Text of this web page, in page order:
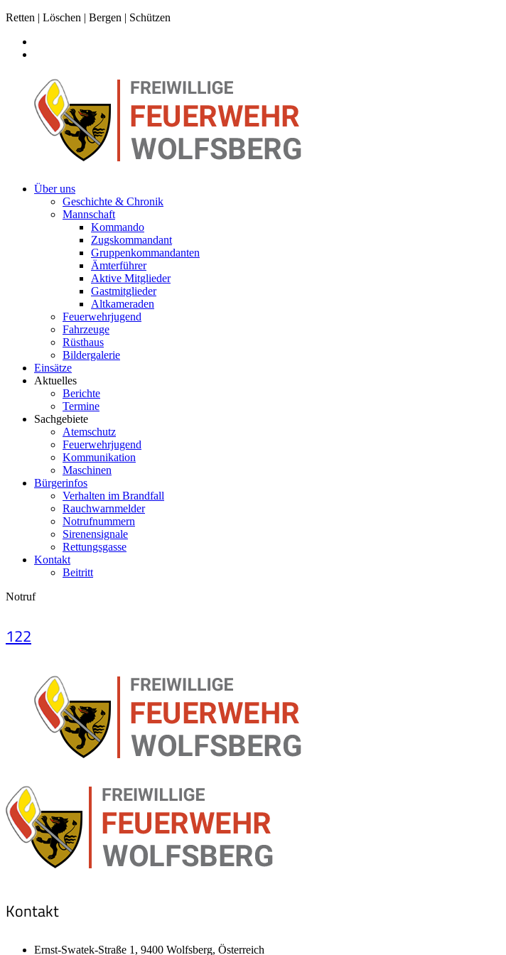
Retten | Löschen | Bergen | Schützen
Über uns
Geschichte & Chronik
Mannschaft
Kommando
Zugskommandant
Gruppenkommandanten
Ämterführer
Aktive Mitglieder
Gastmitglieder
Altkameraden
Feuerwehrjugend
Fahrzeuge
Rüsthaus
Bildergalerie
Einsätze
Aktuelles
Berichte
Termine
Sachgebiete
Atemschutz
Feuerwehrjugend
Kommunikation
Maschinen
Bürgerinfos
Verhalten im Brandfall
Rauchwarnmelder
Notrufnummern
Sirenensignale
Rettungsgasse
Kontakt
Beitritt
Notruf
122
Kontakt
Ernst-Swatek-Straße 1, 9400 Wolfsberg, Österreich